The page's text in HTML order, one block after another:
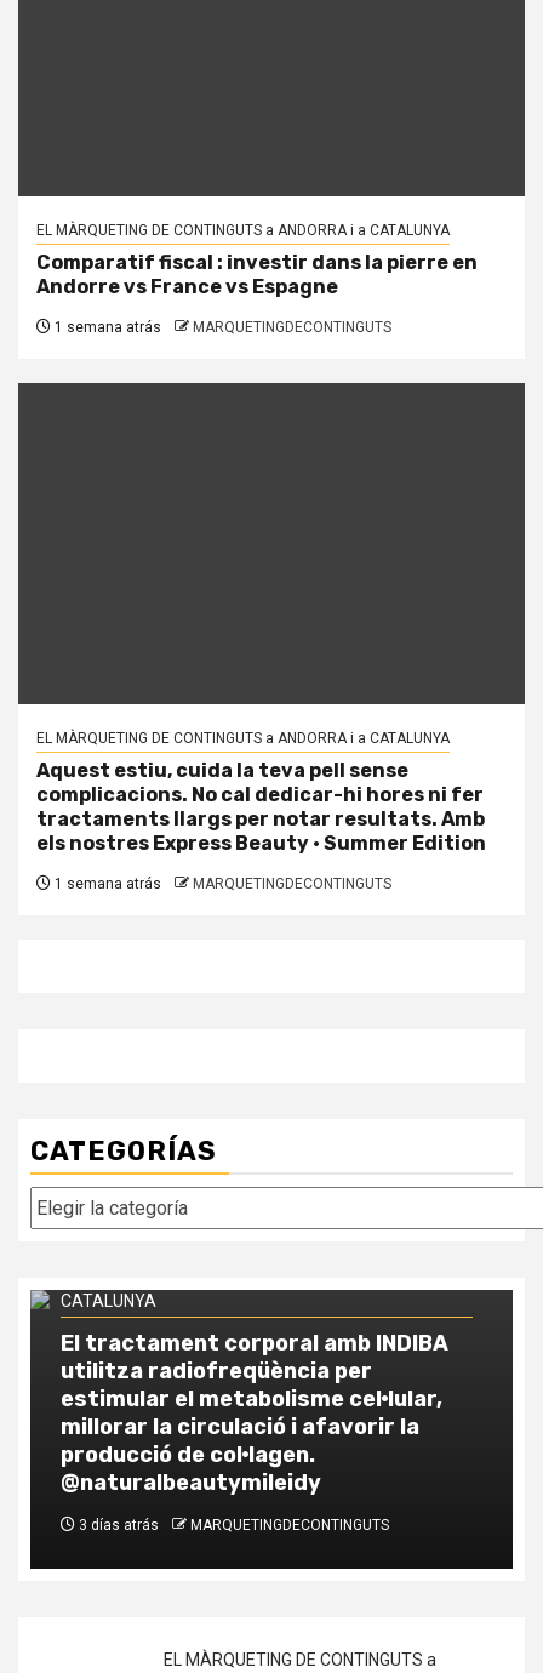
EL MÀRQUETING DE CONTINGUTS a ANDORRA i a CATALUNYA
Comparatif fiscal : investir dans la pierre en
Andorre vs France vs Espagne
1 semana atrás MARQUETINGDECONTINGUTS
EL MÀRQUETING DE CONTINGUTS a ANDORRA i a CATALUNYA
Aquest estiu, cuida la teva pell sense
complicacions. No cal dedicar-hi hores ni fer
tractaments llargs per notar resultats. Amb
els nostres Express Beauty · Summer Edition
1 semana atrás MARQUETINGDECONTINGUTS
CATEGORÍAS
Categorías
EL MÀRQUETING DE CONTINGUTS a ANDORRA i a
CATALUNYA
Comparatif fiscal : investir dans la
pierre en Andorre vs France vs
Espagne
1 semana atrás MARQUETINGDECONTINGUTS
EL MÀRQUETING DE CONTINGUTS a